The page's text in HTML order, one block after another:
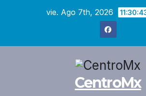
vie. Ago 7th, 2026
CentroMx